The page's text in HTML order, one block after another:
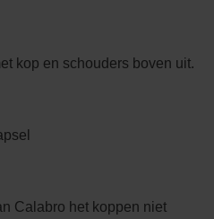
kop en schouders boven uit.
Calabro het koppen niet